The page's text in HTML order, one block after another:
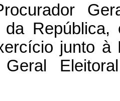
da
junto à
Geral